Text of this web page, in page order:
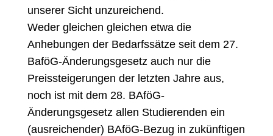
unserer Sicht unzureichend.
Weder gleichen gleichen etwa die
Anhebungen der Bedarfssätze seit dem 27.
BaföG-Änderungsgesetz auch nur die
Preissteigerungen der letzten Jahre aus,
noch ist mit dem 28. BAföG-
Änderungsgesetz allen Studierenden ein
(ausreichender) BAföG-Bezug in zukünftigen